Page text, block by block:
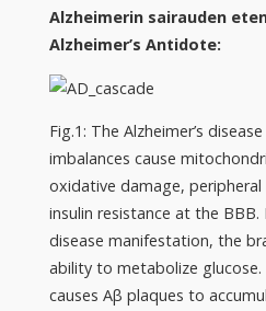
Alzheimerin sairauden
Alzheimer’s Antidote:
Fig.1: The Alzheimer’s
imbalances cause
oxidative damage, peripheral
insulin resistance at the
disease manifestation, the
ability to metabolize glucose.
causes Aβ plaques to